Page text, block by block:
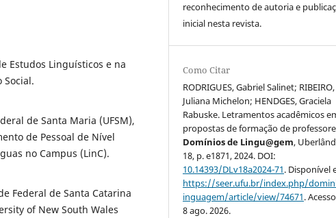
Estudos Linguísticos e na
Social.
de Santa Maria (UFSM),
de Pessoal de Nível
no Campus (LinC).
Federal de Santa Catarina
of New South Wales
reconhecimento de autoria e
inicial nesta revista.
Como Citar
RODRIGUES, Gabriel Salinet; RIBEIRO,
Juliana Michelon; HENDGES, Graciela
Rabuske. Letramentos acadêmicos
propostas de formação de
Domínios de Lingu@gem,
18, p. e1871, 2024. DOI:
10.14393/DLv18a2024-71. Disponível
https://seer.ufu.br/index.php/
inguagem/article/view/74671.
8 ago. 2026.